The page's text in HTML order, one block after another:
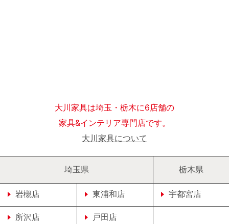
大川家具は埼玉・栃木に6店舗の
家具&インテリア専門店です。
大川家具について
埼玉県
岩槻店 東浦和店
所沢店 戸田店
栃木県
宇都宮店